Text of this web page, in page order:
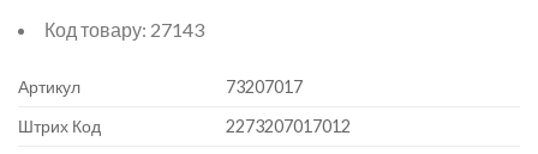
Код товару: 27143
Артикул
73207017
Штрих Код
2273207017012